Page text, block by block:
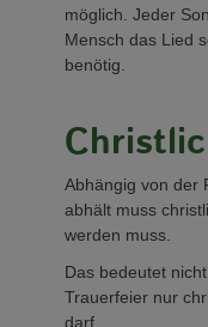
möglich. Jeder
Mensch das Lied
benötig.
Abhängig von der
abhält muss
werden muss.
Das bedeutet
Trauerfeier nur
darf.